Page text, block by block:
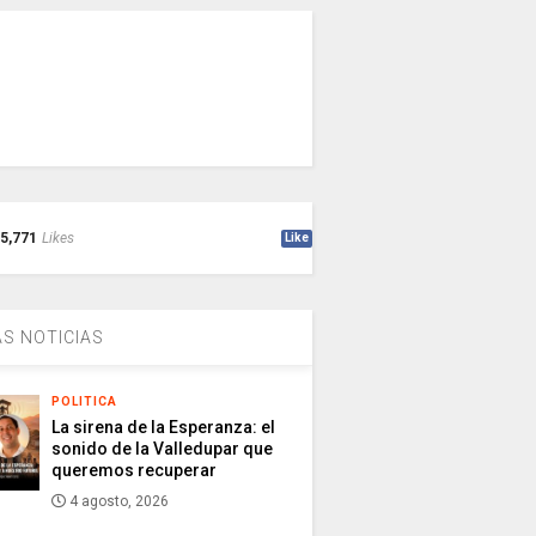
5,771 Likes Like
NOTICIAS
POLITICA
La sirena de la Esperanza: el
sonido de la Valledupar que
queremos recuperar
4 agosto, 2026